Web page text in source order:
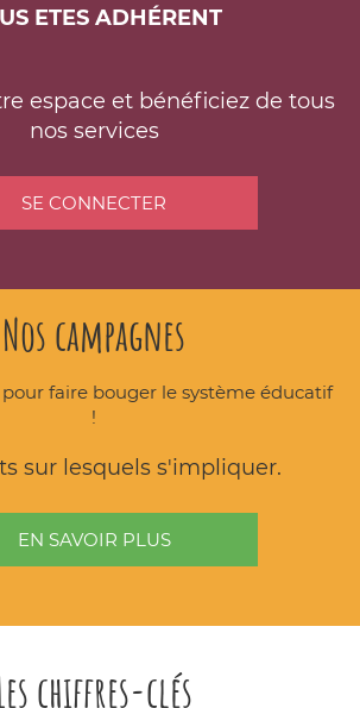
ETES ADHÉRENT
espace et bénéficiez de tous
nos services
SE CONNECTER
Nos campagnes
faire bouger le système éducatif
!
sur lesquels s'impliquer.
EN SAVOIR PLUS
chiffres-clés